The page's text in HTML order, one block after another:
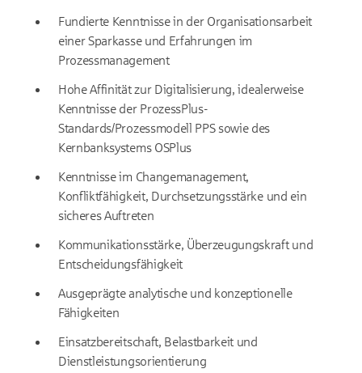
Fundierte Kenntnisse in der Organisationsarbeit
einer Sparkasse und Erfahrungen im
Prozessmanagement
Hohe Affinität zur Digitalisierung, idealerweise
Kenntnisse der ProzessPlus-
Standards/Prozessmodell PPS sowie des
Kernbanksystems OSPlus
Kenntnisse im Changemanagement,
Konfliktfähigkeit, Durchsetzungsstärke und ein
sicheres Auftreten
Kommunikationsstärke, Überzeugungskraft und
Entscheidungsfähigkeit
Ausgeprägte analytische und konzeptionelle
Fähigkeiten
Einsatzbereitschaft, Belastbarkeit und
Dienstleistungsorientierung